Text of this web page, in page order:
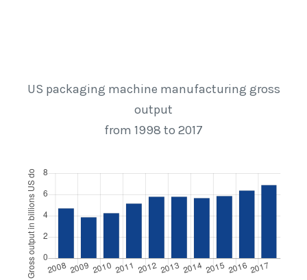
US packaging machine manufacturing gross
output
from 1998 to 2017